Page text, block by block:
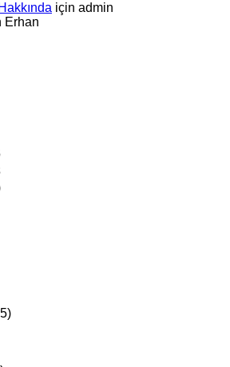
için admin
Erhan